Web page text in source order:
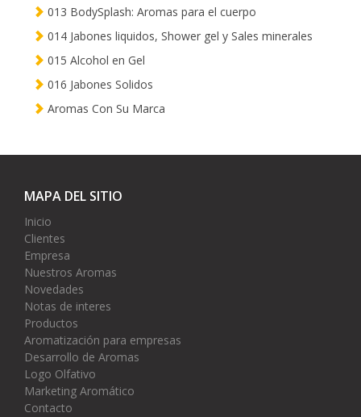
013 BodySplash: Aromas para el cuerpo
014 Jabones liquidos, Shower gel y Sales minerales
015 Alcohol en Gel
016 Jabones Solidos
Aromas Con Su Marca
MAPA DEL SITIO
Inicio
Clientes
Empresa
Nuestros Aromas
Novedades
Notas de interes
Productos
Aromatización para empresas
Desarrollo de Aromas
Logo Olfativo
Marketing Aromático
Contacto